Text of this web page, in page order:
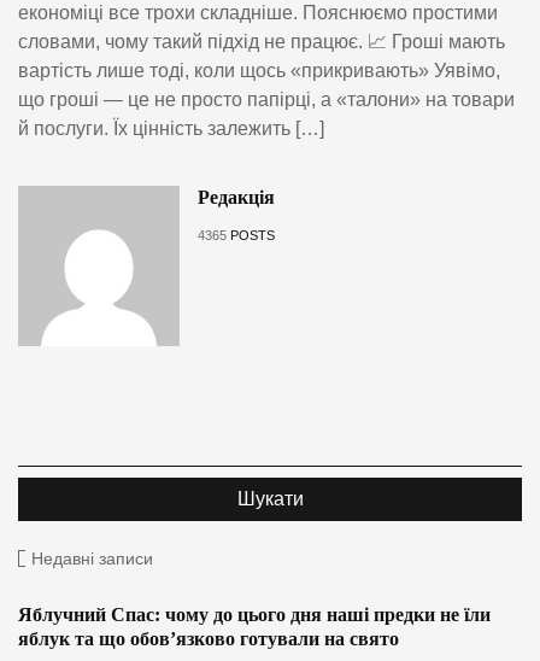
економіці все трохи складніше. Пояснюємо простими
словами, чому такий підхід не працює. 📈 Гроші мають
вартість лише тоді, коли щось «прикривають» Уявімо,
що гроші — це не просто папірці, а «талони» на товари
й послуги. Їх цінність залежить […]
Редакція
4365 POSTS
Недавні записи
Яблучний Спас: чому до цього дня наші предки не їли
яблук та що обов’язково готували на свято